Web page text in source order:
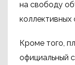
на свободу
коллективных
Кроме того,
официальный